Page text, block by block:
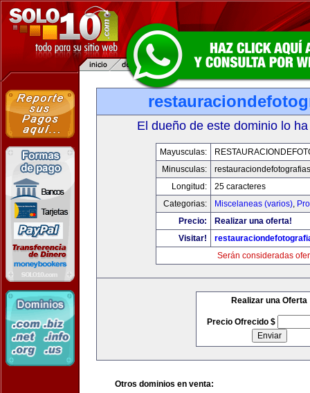
El dueño de este dominio lo
Mayusculas:
Minusculas:
Longitud:
25 caracteres
Categorias:
Miscelaneas (varios),
Precio:
Realizar una oferta!
Visitar!
Serán consideradas
Realizar una Oferta
Precio Ofrecido $
Otros dominios en venta: